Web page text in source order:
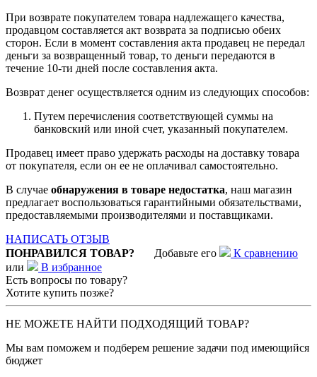
При возврате покупателем товара надлежащего качества,
продавцом составляется акт возврата за подписью обеих
сторон. Если в момент составления акта продавец не передал
деньги за возвращенный товар, то деньги передаются в
течение 10-ти дней после составления акта.
Возврат денег осуществляется одним из следующих способов:
Путем перечисления соответствующей суммы на
банковский или иной счет, указанный покупателем.
Продавец имеет право удержать расходы на доставку товара
от покупателя, если он ее не оплачивал самостоятельно.
В случае обнаружения в товаре недостатка, наш магазин
предлагает воспользоваться гарантийными обязательствами,
предоставляемыми производителями и поставщиками.
НАПИСАТЬ ОТЗЫВ
ПОНРАВИЛСЯ ТОВАР? Добавьте его
К сравнению
или
В избранное
Есть вопросы по товару?
Хотите купить позже?
НЕ МОЖЕТЕ НАЙТИ ПОДХОДЯЩИЙ ТОВАР?
Мы вам поможем и подберем решение задачи под имеющийся
бюджет